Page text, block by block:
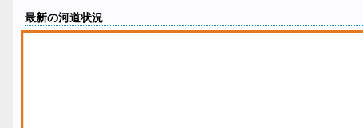
最新の河道状況